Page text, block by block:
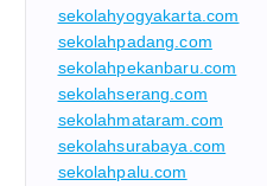
sekolahyogyakarta.com
sekolahpadang.com
sekolahpekanbaru.com
sekolahserang.com
sekolahmataram.com
sekolahsurabaya.com
sekolahpalu.com